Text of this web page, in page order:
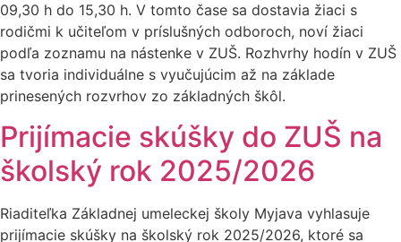
09,30 h do 15,30 h. V tomto čase sa dostavia žiaci s
rodičmi k učiteľom v príslušných odboroch, noví žiaci
podľa zoznamu na nástenke v ZUŠ. Rozhvrhy hodín v ZUŠ
sa tvoria individuálne s vyučujúcim až na základe
prinesených rozvrhov zo základných škôl.
Prijímacie skúšky do ZUŠ na
školský rok 2025/2026
Riaditeľka Základnej umeleckej školy Myjava vyhlasuje
prijímacie skúšky na školský rok 2025/2026, ktoré sa